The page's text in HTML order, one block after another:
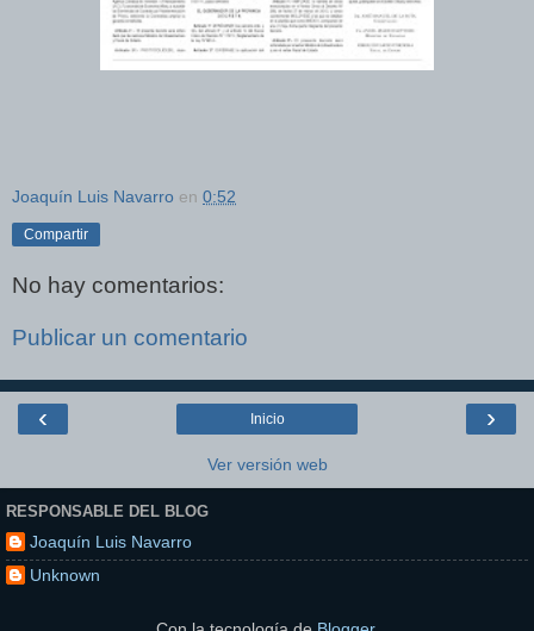
Joaquín Luis Navarro en 0:52
Compartir
No hay comentarios:
Publicar un comentario
‹ ›
Inicio
Ver versión web
RESPONSABLE DEL BLOG
Joaquín Luis Navarro
Unknown